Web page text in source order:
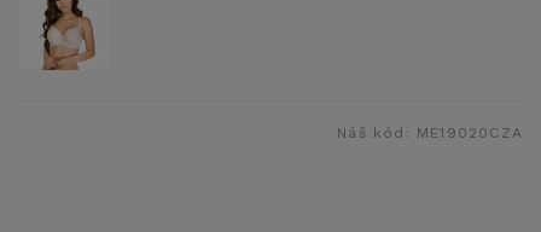
Náš kód: ME19020CZA